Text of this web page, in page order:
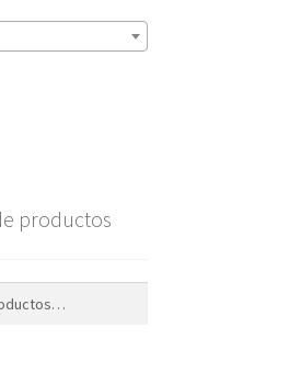
productos